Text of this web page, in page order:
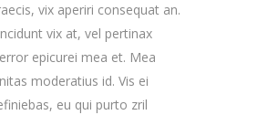
vix aperiri consequat an.
vix at, vel pertinax
epicurei mea et. Mea
moderatius id. Vis ei
eu qui purto zril